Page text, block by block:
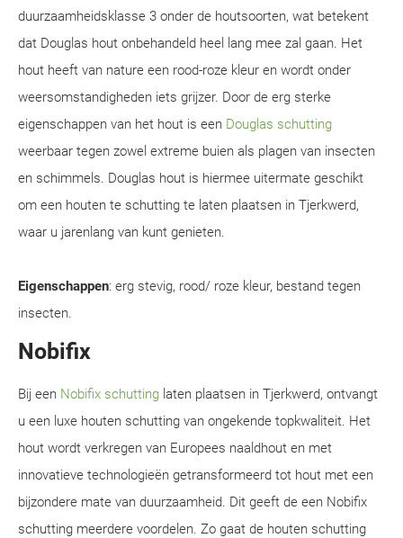
duurzaamheidsklasse 3 onder de houtsoorten, wat betekent
dat Douglas hout onbehandeld heel lang mee zal gaan. Het
hout heeft van nature een rood-roze kleur en wordt onder
weersomstandigheden iets grijzer. Door de erg sterke
eigenschappen van het hout is een Douglas schutting
weerbaar tegen zowel extreme buien als plagen van insecten
en schimmels. Douglas hout is hiermee uitermate geschikt
om een houten te schutting te laten plaatsen in Tjerkwerd,
waar u jarenlang van kunt genieten.
Eigenschappen: erg stevig, rood/ roze kleur, bestand tegen
insecten.
Nobifix
Bij een Nobifix schutting laten plaatsen in Tjerkwerd, ontvangt
u een luxe houten schutting van ongekende topkwaliteit. Het
hout wordt verkregen van Europees naaldhout en met
innovatieve technologieën getransformeerd tot hout met een
bijzondere mate van duurzaamheid. Dit geeft de een Nobifix
schutting meerdere voordelen. Zo gaat de houten schutting